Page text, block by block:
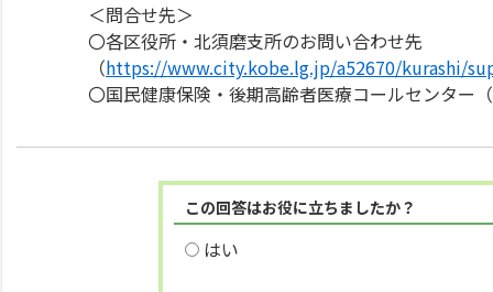
＜問合せ先＞
〇各区役所・北須磨支所のお問い合わせ先
（https://www.city.kobe.lg.jp/a52670/kurashi/
〇国民健康保険・後期高齢者医療コールセンター
この回答はお役に立ちましたか？
はい